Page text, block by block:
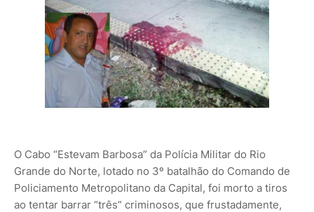
O Cabo “Estevam Barbosa” da Polícia Militar do Rio
Grande do Norte, lotado no 3º batalhão do Comando de
Policiamento Metropolitano da Capital, foi morto a tiros
ao tentar barrar “três” criminosos, que frustadamente,